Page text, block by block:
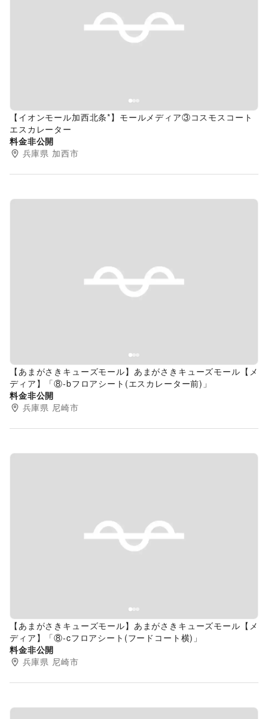
Previous slide
【イオンモール加西北条*】モールメディア③コスモスコート
エスカレーター
料金非公開
兵庫県 加西市
Previous slide
【あまがさきキューズモール】あまがさきキューズモール【メ
ディア】「⑧‐bフロアシート(エスカレーター前)」
料金非公開
兵庫県 尼崎市
Previous slide
【あまがさきキューズモール】あまがさきキューズモール【メ
ディア】「⑧‐cフロアシート(フードコート横)」
料金非公開
兵庫県 尼崎市